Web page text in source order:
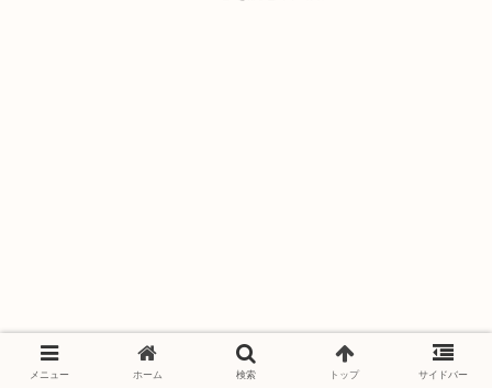
メニュー ホーム 検索 トップ サイドバー